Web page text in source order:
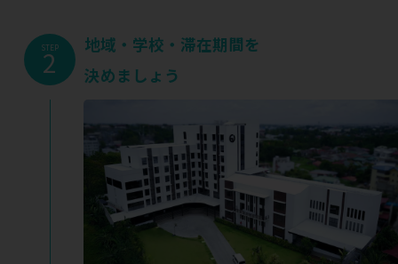
STEP
2
地域・学校・滞在期間を
決めましょう